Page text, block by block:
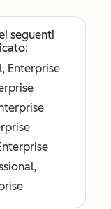
seguenti
Enterprise